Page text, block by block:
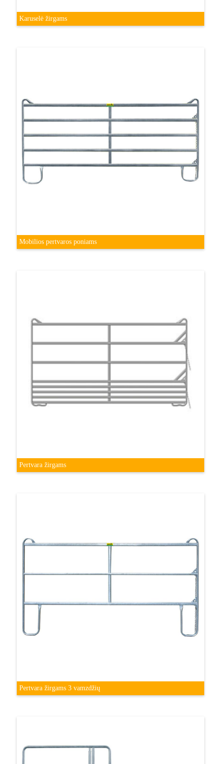
Karuselė žirgams
Mobilios pertvaros poniams
Pertvara žirgams
Pertvara žirgams 3 vamzdžių